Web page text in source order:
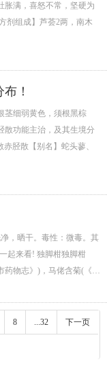
胀满，喜怒不常，坚硬为
剂组成】芦荟2两，南木
！
茎细弱黄色，须根黑棕
散功能主治，及其生境分
胫散【别名】蛇头蓼、
，晒干。毒性：微毒。其
起来看! 独脚柑独脚柑
药物志》)，马佬含菊(《…
8 ...32 下一页